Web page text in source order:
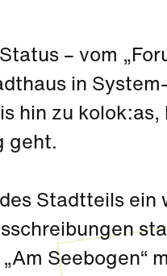
– vom
in
hin zu kolok:as,
geht.
Stadtteils ein
Seebogen“